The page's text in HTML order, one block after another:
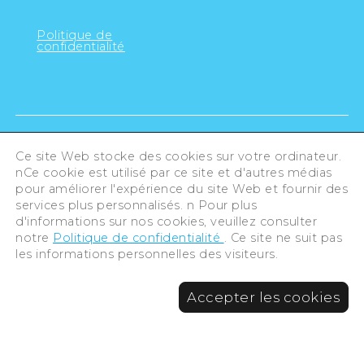
Politique de
confidentialité
©Hiroshima Tourism Association /
Hiroshima Prefecture / Hiroshima City .
All rights reserved
Ce site Web stocke des cookies sur votre ordinateur.
nCe cookie est utilisé par ce site et d'autres médias
pour améliorer l'expérience du site Web et fournir des
services plus personnalisés. n Pour plus
d'informations sur nos cookies, veuillez consulter
notre Politique de confidentialité . Ce site ne suit pas
les informations personnelles des visiteurs.
Accepter les cookies